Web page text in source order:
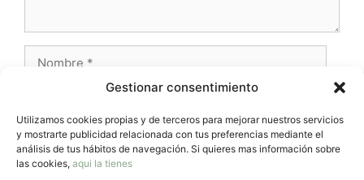
Gestionar consentimiento
Utilizamos cookies propias y de terceros para mejorar nuestros servicios
y mostrarte publicidad relacionada con tus preferencias mediante el
análisis de tus hábitos de navegación. Si quieres mas información sobre
las cookies, aqui la tienes
electrónico
Web